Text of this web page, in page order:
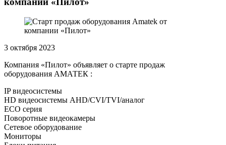
3 октября 2023
Компания «Пилот» объявляет о старте продаж
оборудования АМАТЕК :
IP видеосистемы
HD видеосистемы AHD/CVI/TVI/аналог
ECO серия
Поворотные видеокамеры
Сетевое оборудование
Мониторы